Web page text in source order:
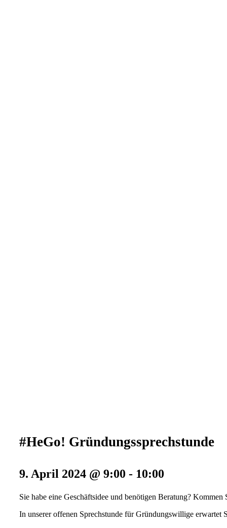
#HeGo! Gründungssprechstunde
9. April 2024 @ 9:00 - 10:00
Sie habe eine Geschäftsidee und benötigen Beratung?
In unserer offenen Sprechstunde für Gründungswillige erwartet